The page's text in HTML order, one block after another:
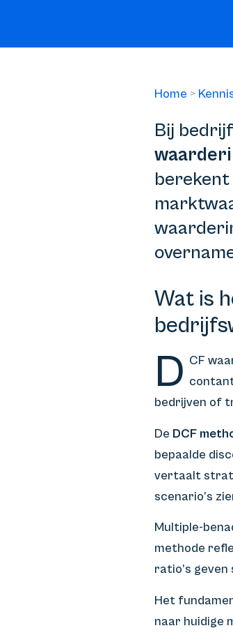
Home >
Bij
Wat is
D CF
bedrijven of
De DCF
bepaalde
vertaalt
scenario’s
Multiple-
methode
ratio’s
Het
naar huidige